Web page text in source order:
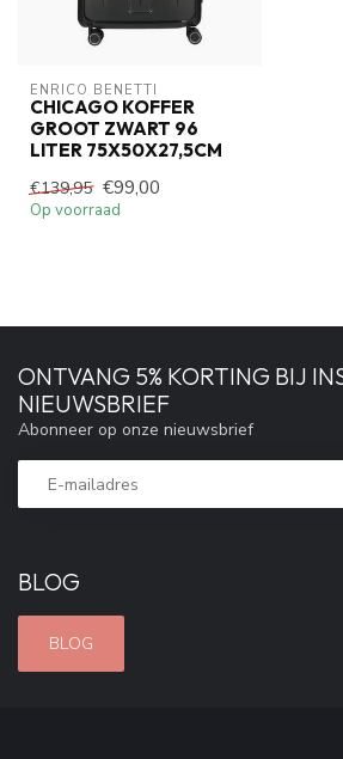
ENRICO BENETTI
CHICAGO KOFFER
GROOT ZWART 96
LITER 75X50X27,5CM
€139,95 €99,00
Op voorraad
BLOG
BLOG
ONTVANG 5% KORTING BIJ
NIEUWSBRIEF
Abonneer op onze nieuwsbrief